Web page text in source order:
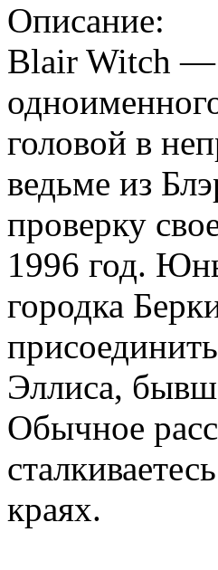
Описание:
Blair Witch —
головой в
ведьме из
проверку
1996 год.
городка
Эллиса,
Обычное
краях.